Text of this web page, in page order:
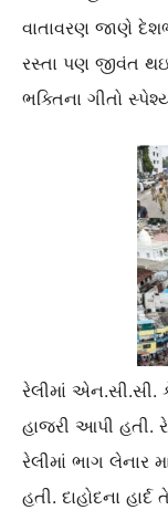
વાતાવરણ જાણે
રસ્તા પણ જીવંત થઇ
ભક્તિના ગીતો
રેલીમાં એન.સી.સી.
હાજરી આપી હતી.
રેલીમાં ભાગ લેનાર
હતી. દાહોદના